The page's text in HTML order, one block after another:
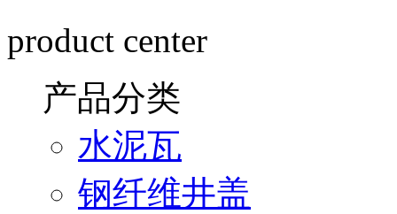
product center
产品分类
水泥瓦
钢纤维井盖